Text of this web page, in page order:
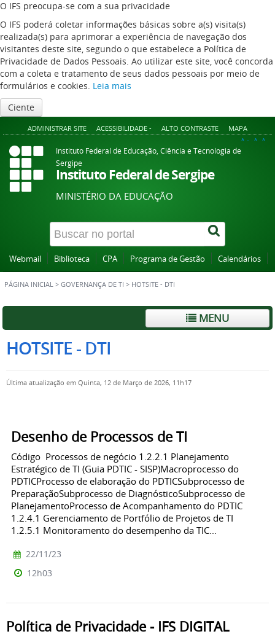
O IFS preocupa-se com a sua privacidade
O IFS poderá coletar informações básicas sobre a(s) visita(s)
realizada(s) para aprimorar a experiência de navegação dos
visitantes deste site, segundo o que estabelece a Política de
Privacidade de Dados Pessoais. Ao utilizar este site, você concorda
com a coleta e tratamento de seus dados pessoais por meio de
formulários e cookies. Leia mais
Ciente
ADMINISTRAR SITE ACESSIBILIDADE - ALTO CONTRASTE MAPA
A+ A A-
Instituto Federal de Educação, Ciência e Tecnologia de
Sergipe
Instituto Federal de Sergipe
MINISTÉRIO DA EDUCAÇÃO
Webmail Biblioteca CPA Programa de Gestão Calendários
PÁGINA INICIAL > GOVERNANÇA DE TI > HOTSITE - DTI
MENU
HOTSITE - DTI
Última atualização em Quinta, 12 de Março de 2026, 11h17
Desenho de Processos de TI
Código Processos de negócio 1.2.2.1 Planejamento
Estratégico de TI (Guia PDTIC - SISP)Macroprocesso do
PDTICProcesso de elaboração do PDTICSubprocesso de
PreparaçãoSubprocesso de DiagnósticoSubprocesso de
PlanejamentoProcesso de Acompanhamento do PDTIC
1.2.4.1 Gerenciamento de Portfólio de Projetos de TI
1.2.5.1 Monitoramento do desempenho da TIC...
22/11/23
12h03
Política de Privacidade - IFS DIGITAL